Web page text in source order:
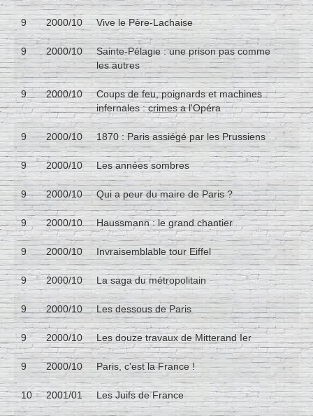
9 2000/10 Vive le Père-Lachaise
9 2000/10
Sainte-Pélagie : une prison pas comme
les autres
9 2000/10
Coups de feu, poignards et machines
infernales : crimes a l'Opéra
9 2000/10 1870 : Paris assiégé par les Prussiens
9 2000/10 Les années sombres
9 2000/10 Qui a peur du maire de Paris ?
9 2000/10 Haussmann : le grand chantier
9 2000/10 Invraisemblable tour Eiffel
9 2000/10 La saga du métropolitain
9 2000/10 Les dessous de Paris
9 2000/10 Les douze travaux de Mitterand Ier
9 2000/10 Paris, c'est la France !
10 2001/01 Les Juifs de France